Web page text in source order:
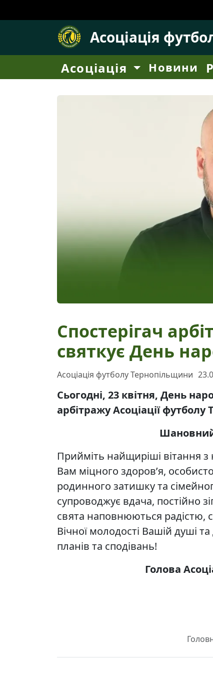
Асоціація
Асоціація Новини
Спостерігач
святкує День
Асоціація футболу Тернопільщини
Сьогодні, 23 квітня, День
арбітражу Асоціації
Прийміть найщиріші вітання
Вам міцного здоров’я,
родинного затишку та
супроводжує вдача, постійно
свята наповнюються радістю,
Вічної молодості Вашій душі
планів та сподівань!
Голова